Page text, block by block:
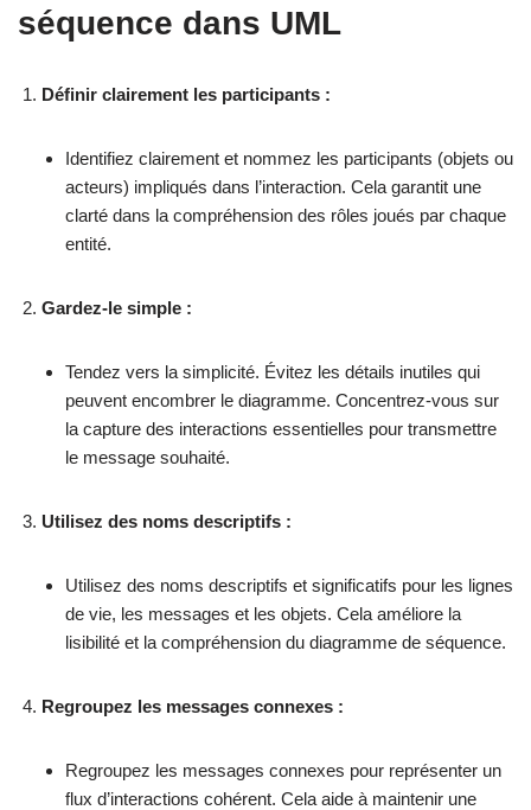
séquence dans UML
Définir clairement les participants :
Identifiez clairement et nommez les participants (objets ou
acteurs) impliqués dans l’interaction. Cela garantit une
clarté dans la compréhension des rôles joués par chaque
entité.
Gardez-le simple :
Tendez vers la simplicité. Évitez les détails inutiles qui
peuvent encombrer le diagramme. Concentrez-vous sur
la capture des interactions essentielles pour transmettre
le message souhaité.
Utilisez des noms descriptifs :
Utilisez des noms descriptifs et significatifs pour les lignes
de vie, les messages et les objets. Cela améliore la
lisibilité et la compréhension du diagramme de séquence.
Regroupez les messages connexes :
Regroupez les messages connexes pour représenter un
flux d’interactions cohérent. Cela aide à maintenir une